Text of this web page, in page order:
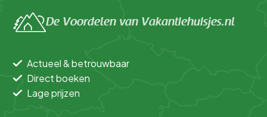
De Voordelen van Vakantiehuisjes.nl
Actueel & betrouwbaar
Direct boeken
Lage prijzen